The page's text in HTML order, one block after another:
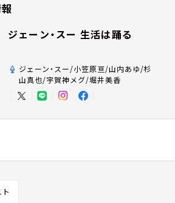
ジェーン・スー 生活は踊る
ジェーン・スー/小笠原亘/山内あゆ/杉
山真也/宇賀神メグ/堀井美香